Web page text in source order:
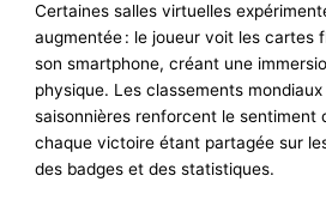
Certaines salles virtuelles
augmentée : le joueur voit les cartes
son smartphone, créant une
physique. Les classements
saisonnières renforcent le sentiment
chaque victoire étant partagée sur
des badges et des statistiques.